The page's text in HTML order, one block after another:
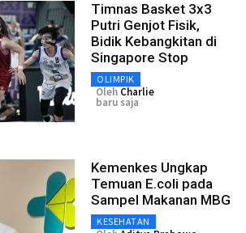
Timnas Basket 3x3
Putri Genjot Fisik,
Bidik Kebangkitan di
Singapore Stop
OLIMPIK
Oleh Charlie
baru saja
Kemenkes Ungkap
Temuan E.coli pada
Sampel Makanan MBG
KESEHATAN